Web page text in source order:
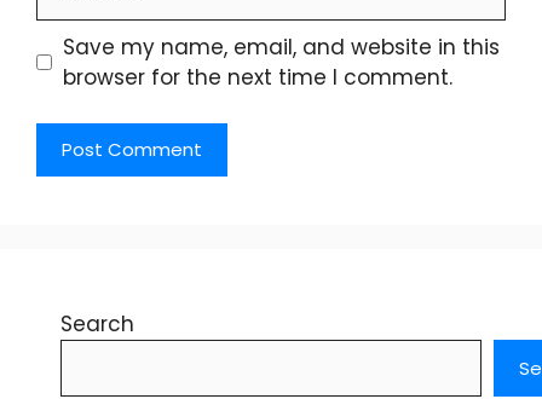
Save my name, email, and website in this
browser for the next time I comment.
Search